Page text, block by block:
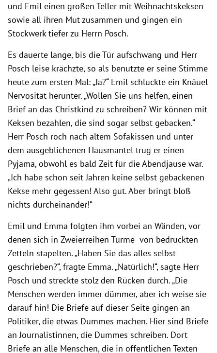
und Emil einen großen Teller mit Weihnachtskeksen
sowie all ihren Mut zusammen und gingen ein
Stockwerk tiefer zu Herrn Posch.
Es dauerte lange, bis die Tür aufschwang und Herr
Posch leise krächzte, so als benutzte er seine Stimme
heute zum ersten Mal: „Ja?“ Emil schluckte ein Knäuel
Nervosität herunter. „Wollen Sie uns helfen, einen
Brief an das Christkind zu schreiben? Wir können mit
Keksen bezahlen, die sind sogar selbst gebacken.“
Herr Posch roch nach altem Sofakissen und unter
dem ausgeblichenen Hausmantel trug er einen
Pyjama, obwohl es bald Zeit für die Abendjause war.
„Ich habe schon seit Jahren keine selbst gebackenen
Kekse mehr gegessen! Also gut. Aber bringt bloß
nichts durcheinander!“
Emil und Emma folgten ihm vorbei an Wänden, vor
denen sich in Zweierreihen Türme von bedruckten
Zetteln stapelten. „Haben Sie das alles selbst
geschrieben?“, fragte Emma. „Natürlich!“, sagte Herr
Posch und streckte stolz den Rücken durch. „Die
Menschen werden immer dümmer, aber ich weise sie
darauf hin! Die Briefe auf dieser Seite gingen an
Politiker, die etwas Dummes machen. Hier sind Briefe
an Journalistinnen, die Dummes schreiben. Dort
Briefe an alle Menschen, die in öffentlichen Texten